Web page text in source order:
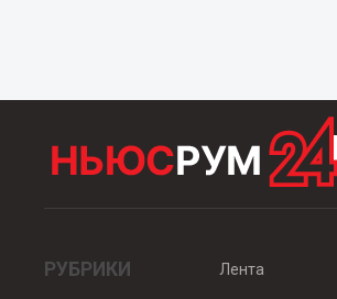
РУБРИКИ
Лента